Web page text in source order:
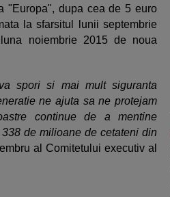
"Europa", dupa cea de 5 euro
la sfarsitul lunii septembrie
noiembrie 2015 de noua
spori si mai mult siguranta
ne ajuta sa ne protejam
continue de a mentine
de milioane de cetateni din
al Comitetului executiv al